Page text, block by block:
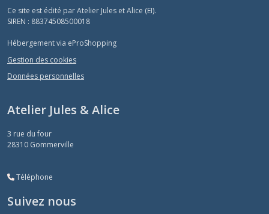
Ce site est édité par Atelier Jules et Alice (EI).
SIREN : 88374508500018
Hébergement via eProShopping
Gestion des cookies
Données personnelles
Atelier Jules & Alice
3 rue du four
28310 Gommerville
Téléphone
Suivez nous